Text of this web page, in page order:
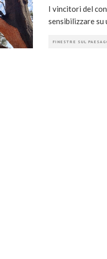
I vincitori del
sensibilizzare su
FINESTRE SUL